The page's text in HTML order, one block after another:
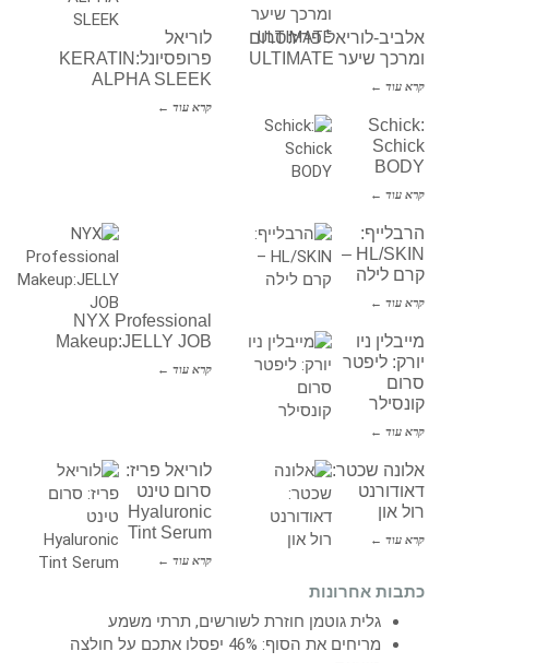
לוריאל
פרופסיונל:KERATIN
ALPHA SLEEK
קרא עוד ←
אלביב-לוריאל פריז:סרום
ומרכך שיער ULTIMATE
קרא עוד ←
Schick:
Schick
BODY
קרא עוד ←
NYX Professional
Makeup:JELLY JOB
קרא עוד ←
הרבלייף:
HL/SKIN –
קרם לילה
קרא עוד ←
מייבלין ניו
יורק: ליפטר
סרום
קונסילר
קרא עוד ←
לוריאל פריז:
סרום טינט
Hyaluronic
Tint Serum
קרא עוד ←
אלונה שכטר:
דאודורנט
רול און
קרא עוד ←
כתבות אחרונות
גלית גוטמן חוזרת לשורשים, תרתי משמע
מריחים את הסוף: 46% יפסלו אתכם על חולצה